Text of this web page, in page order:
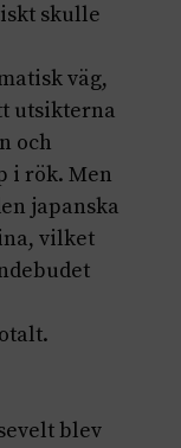
skulle
väg,
utsikterna
och
i rök. Men
japanska
vilket
blev